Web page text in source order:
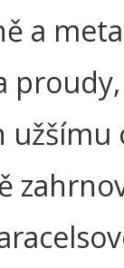
a
proudy,